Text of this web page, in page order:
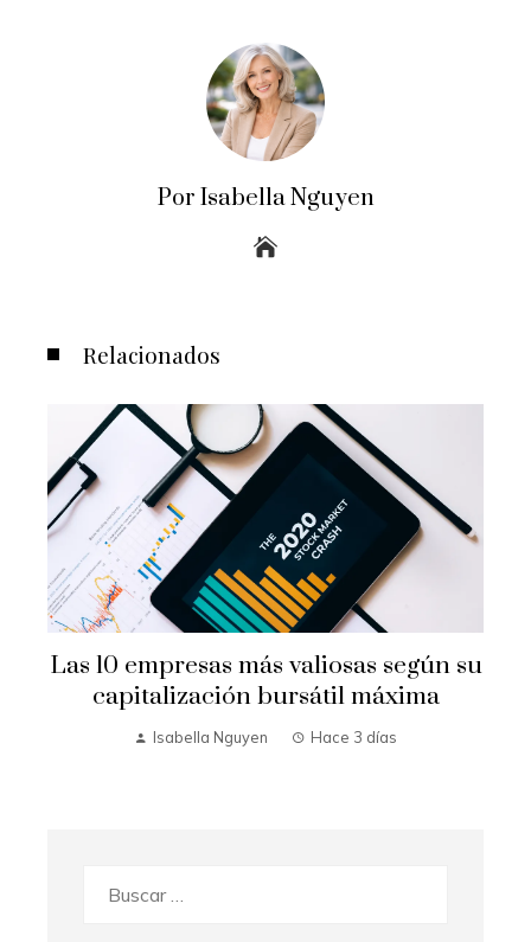
Por Isabella Nguyen
Relacionados
Las 10 empresas más valiosas según su
capitalización bursátil máxima
Isabella Nguyen Hace 3 días